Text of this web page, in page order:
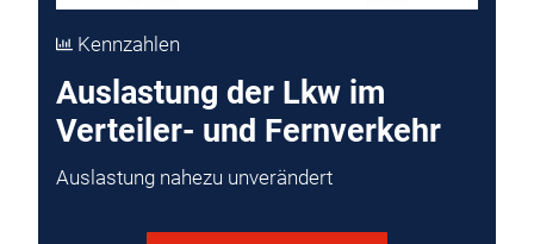
Kennzahlen
Auslastung der Lkw im
Verteiler- und Fernverkehr
Auslastung nahezu unverändert